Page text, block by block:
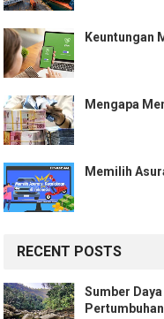
Keuntungan
Mengapa
Memilih
RECENT POSTS
Sumber